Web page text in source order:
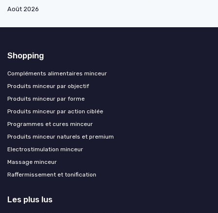
Août 2026
Shopping
Compléments alimentaires minceur
Produits minceur par objectif
Produits minceur par forme
Produits minceur par action ciblée
Programmes et cures minceur
Produits minceur naturels et premium
Electrostimulation minceur
Massage minceur
Raffermissement et tonification
Les plus lus